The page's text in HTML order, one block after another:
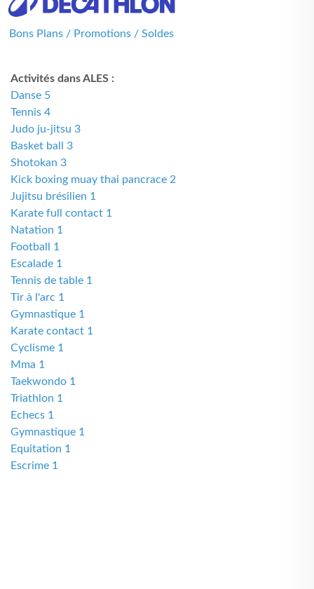
Bons Plans / Promotions / Soldes
Activités dans ALES :
Danse 5
Tennis 4
Judo ju-jitsu 3
Basket ball 3
Shotokan 3
Kick boxing muay thai pancrace 2
Jujitsu brésilien 1
Karate full contact 1
Natation 1
Football 1
Escalade 1
Tennis de table 1
Tir à l'arc 1
Gymnastique 1
Karate contact 1
Cyclisme 1
Mma 1
Taekwondo 1
Triathlon 1
Echecs 1
Gymnastique 1
Equitation 1
Escrime 1